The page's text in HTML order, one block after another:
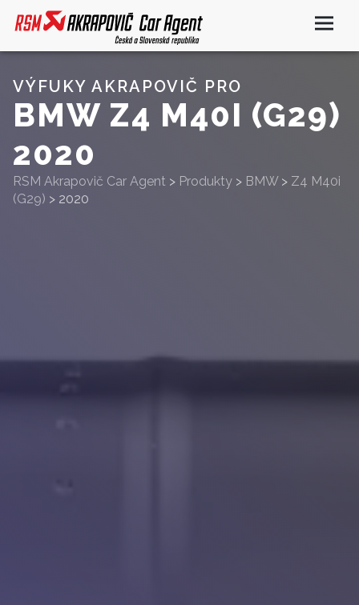
VÝFUKY AKRAPOVIČ PRO
BMW Z4 M40I (G29)
2020
RSM Akrapovič Car Agent > Produkty > BMW > Z4 M40i
(G29) > 2020